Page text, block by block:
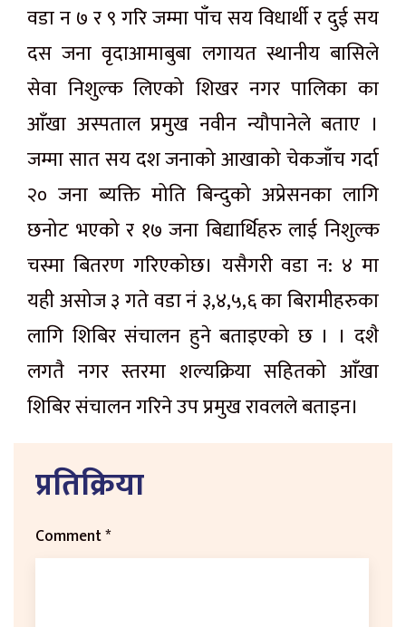
वडा न ७ र ९ गरि जम्मा पाँच सय विधार्थी र दुई सय
दस जना वृदाआमाबुबा लगायत स्थानीय बासिले
सेवा निशुल्क लिएको शिखर नगर पालिका का
आँखा अस्पताल प्रमुख नवीन न्यौपानेले बताए ।
जम्मा सात सय दश जनाको आखाको चेकजाँच गर्दा
२० जना ब्यक्ति मोति बिन्दुको अप्रेसनका लागि
छनोट भएको र १७ जना बिद्यार्थिहरु लाई निशुल्क
चस्मा बितरण गरिएकोछ। यसैगरी वडा न: ४ मा
यही असोज ३ गते वडा नं ३,४,५,६ का बिरामीहरुका
लागि शिबिर संचालन हुने बताइएको छ । । दशै
लगतै नगर स्तरमा शल्यक्रिया सहितको आँखा
शिबिर संचालन गरिने उप प्रमुख रावलले बताइन।
प्रतिक्रिया
Comment*